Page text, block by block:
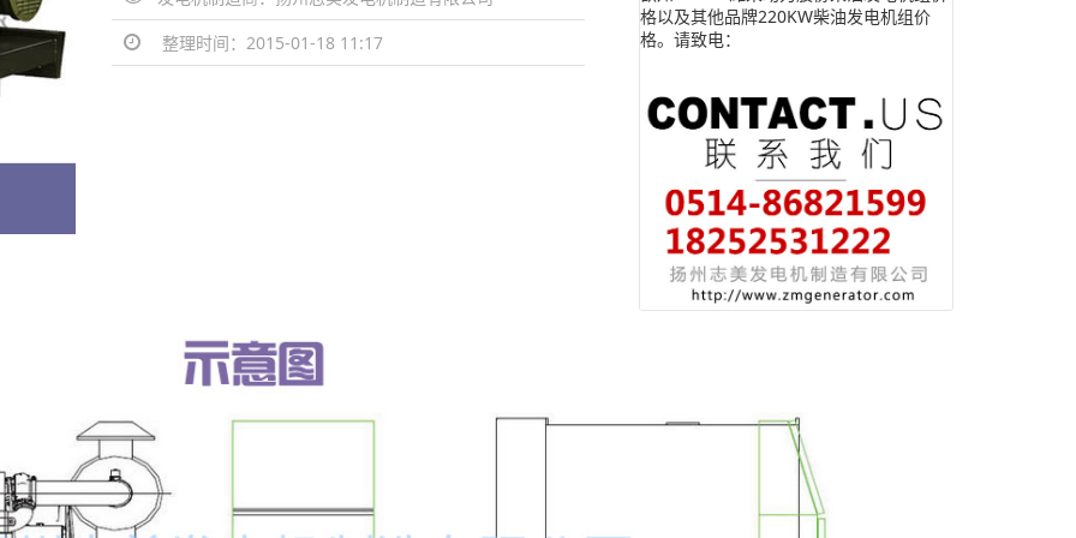
整理时间：2015-01-18 11:17
格以及其他品牌220KW柴油发电机组价
格。请致电：